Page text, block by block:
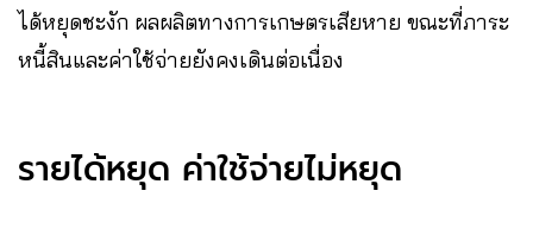
ได้หยุดชะงัก ผลผลิตทางการเกษตรเสียหาย ขณะที่ภาระ
หนี้สินและค่าใช้จ่ายยังคงเดินต่อเนื่อง
รายได้หยุด ค่าใช้จ่ายไม่หยุด